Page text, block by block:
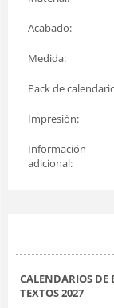
Acabado:
Medida:
Pack de
Impresión:
Información
adicional:
CALENDARIOS DE
TEXTOS 2027